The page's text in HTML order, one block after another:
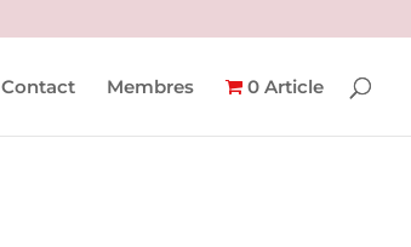
Contact Membres 0 Article